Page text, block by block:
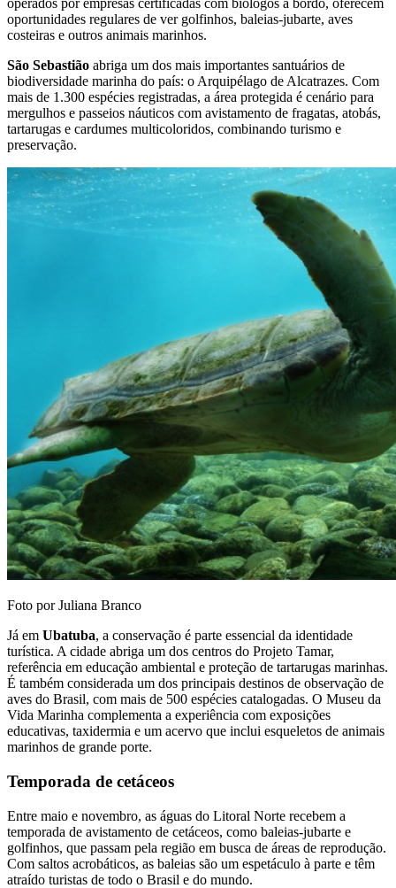
operados por empresas certificadas com biólogos a bordo, oferecem
oportunidades regulares de ver golfinhos, baleias-jubarte, aves
costeiras e outros animais marinhos.
São Sebastião abriga um dos mais importantes santuários de
biodiversidade marinha do país: o Arquipélago de Alcatrazes. Com
mais de 1.300 espécies registradas, a área protegida é cenário para
mergulhos e passeios náuticos com avistamento de fragatas, atobás,
tartarugas e cardumes multicoloridos, combinando turismo e
preservação.
Foto por Juliana Branco
Já em Ubatuba, a conservação é parte essencial da identidade
turística. A cidade abriga um dos centros do Projeto Tamar,
referência em educação ambiental e proteção de tartarugas marinhas.
É também considerada um dos principais destinos de observação de
aves do Brasil, com mais de 500 espécies catalogadas. O Museu da
Vida Marinha complementa a experiência com exposições
educativas, taxidermia e um acervo que inclui esqueletos de animais
marinhos de grande porte.
Temporada de cetáceos
Entre maio e novembro, as águas do Litoral Norte recebem a
temporada de avistamento de cetáceos, como baleias-jubarte e
golfinhos, que passam pela região em busca de áreas de reprodução.
Com saltos acrobáticos, as baleias são um espetáculo à parte e têm
atraído turistas de todo o Brasil e do mundo.